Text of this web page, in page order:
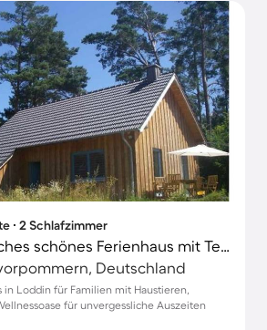
∙ 2 Schlafzimmer
Kinderfreundliches schönes Ferienhaus mit Terrasse | Haustiere sind willkommen
Deutschland
in Loddin für Familien mit Haustieren,
für unvergessliche Auszeiten